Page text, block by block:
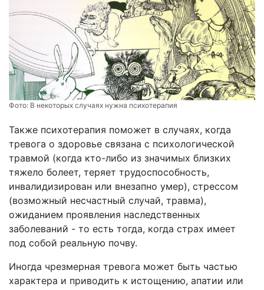
Фото: В некоторых случаях нужна психотерапия
Также психотерапия поможет в случаях, когда
тревога о здоровье связана с психологической
травмой (когда кто-либо из значимых близких
тяжело болеет, теряет трудоспособность,
инвалидизирован или внезапно умер), стрессом
(возможный несчастный случай, травма),
ожиданием проявления наследственных
заболеваний - то есть тогда, когда страх имеет
под собой реальную почву.
Иногда чрезмерная тревога может быть частью
характера и приводить к истощению, апатии или